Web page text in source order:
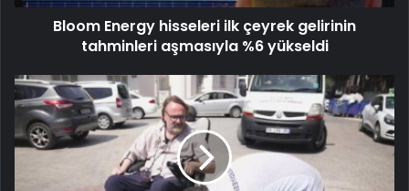
Bloom Energy hisseleri ilk çeyrek gelirinin
tahminleri aşmasıyla %6 yükseldi